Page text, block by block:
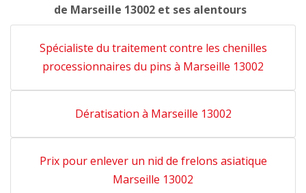
de Marseille 13002 et ses alentours
Spécialiste du traitement contre les chenilles
processionnaires du pins à Marseille 13002
Dératisation à Marseille 13002
Prix pour enlever un nid de frelons asiatique
Marseille 13002